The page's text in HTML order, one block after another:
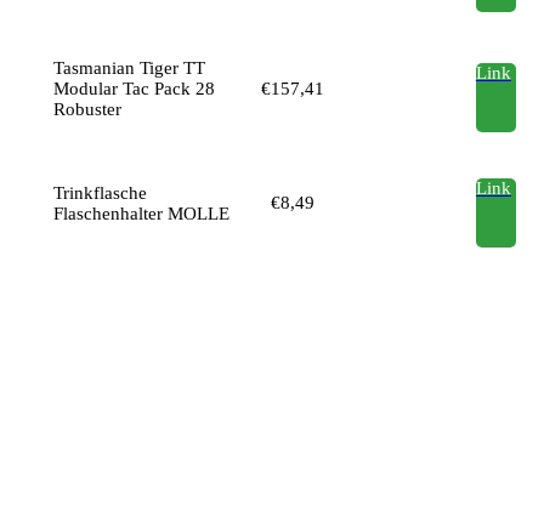
Tasmanian Tiger TT
Modular Tac Pack 28
Robuster
€157,41
Link
Trinkflasche
Flaschenhalter MOLLE
€8,49
Link